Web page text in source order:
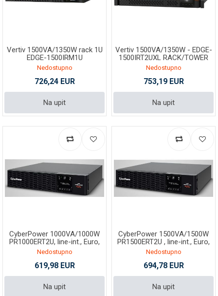
Vertiv 1500VA/1350W rack 1U
EDGE-1500IRM1U
Nedostupno
726,24 EUR
Na upit
Vertiv 1500VA/1350W - EDGE-
1500IRT2UXL RACK/TOWER
Nedostupno
753,19 EUR
Na upit
CyberPower 1000VA/1000W
PR1000ERT2U, line-int., Euro,
tower/rack
Nedostupno
619,98 EUR
Na upit
CyberPower 1500VA/1500W
PR1500ERT2U , line-int., Euro,
T/R
Nedostupno
694,78 EUR
Na upit